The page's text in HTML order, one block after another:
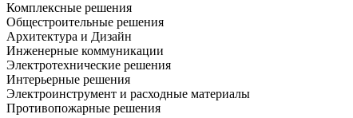
Комплексные решения
Общестроительные решения
Архитектура и Дизайн
Инженерные коммуникации
Электротехнические решения
Интерьерные решения
Электроинструмент и расходные материалы
Противопожарные решения